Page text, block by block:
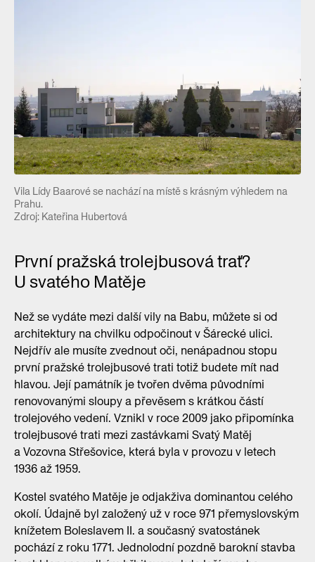
Vila Lídy Baarové se nachází na místě s krásným výhledem na
Prahu.
Zdroj: Kateřina Hubertová
První pražská trolejbusová trať?
U svatého Matěje
Než se vydáte mezi další vily na Babu, můžete si od
architektury na chvilku odpočinout v Šárecké ulici.
Nejdřív ale musíte zvednout oči, nenápadnou stopu
první pražské trolejbusové trati totiž budete mít nad
hlavou. Její památník je tvořen dvěma původními
renovovanými sloupy a převěsem s krátkou částí
trolejového vedení. Vznikl v roce 2009 jako připomínka
trolejbusové trati mezi zastávkami Svatý Matěj
a Vozovna Střešovice, která byla v provozu v letech
1936 až 1959.
Kostel svatého Matěje je odjakživa dominantou celého
okolí. Údajně byl založený už v roce 971 přemyslovským
knížetem Boleslavem II. a současný svatostánek
pochází z roku 1771. Jednolodní pozdně barokní stavba